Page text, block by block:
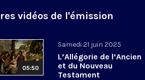
vidéos de l'émission
05:50
Samedi 21 juin 2025
L’Allégorie de l’Ancien
et du Nouveau
Testament